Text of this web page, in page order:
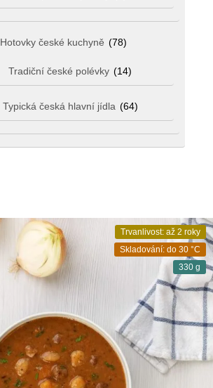
Trvanlivost: až 2 roky
Skladování: do 30 °C
330 g
Hotovky české kuchyně (78)
Tradiční české polévky (14)
Typická česká hlavní jídla (64)